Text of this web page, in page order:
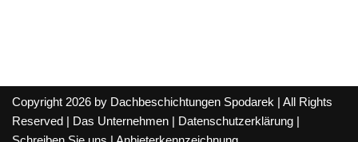
Copyright 2026 by Dachbeschichtungen Spodarek | All Rights
Reserved |
Das Unternehmen Datenschutzerklärung